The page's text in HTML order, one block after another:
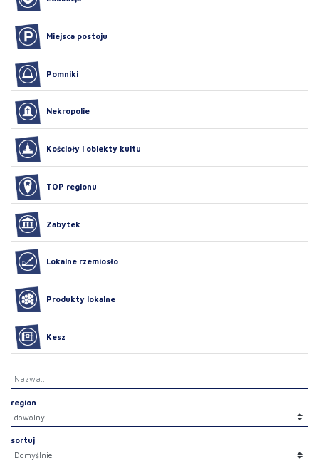
Miejsca postoju
Pomniki
Nekropolie
Kościoły i obiekty kultu
TOP regionu
Zabytek
Lokalne rzemiosło
Produkty lokalne
Kesz
region
sortuj